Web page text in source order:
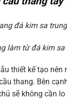
làm từ đá kim
thiết kế tạo nên
thang. Bên
sẽ không cần